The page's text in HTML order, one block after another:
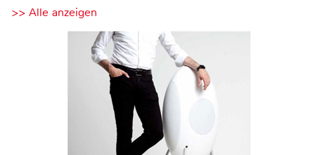
>> Alle anzeigen